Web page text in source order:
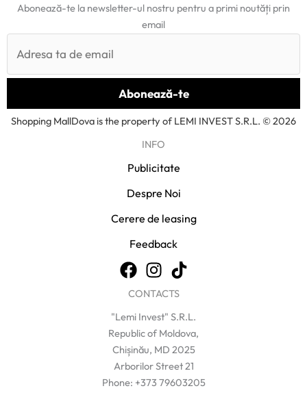
Abonează-te la newsletter-ul nostru pentru a primi noutăți prin
email
Shopping MallDova is the property of LEMI INVEST S.R.L. © 2026
INFO
Publicitate
Despre Noi
Cerere de leasing
Feedback
CONTACTS
"Lemi Invest" S.R.L.
Republic of Moldova,
Chișinău, MD 2025
Arborilor Street 21
Phone: +373 79603205